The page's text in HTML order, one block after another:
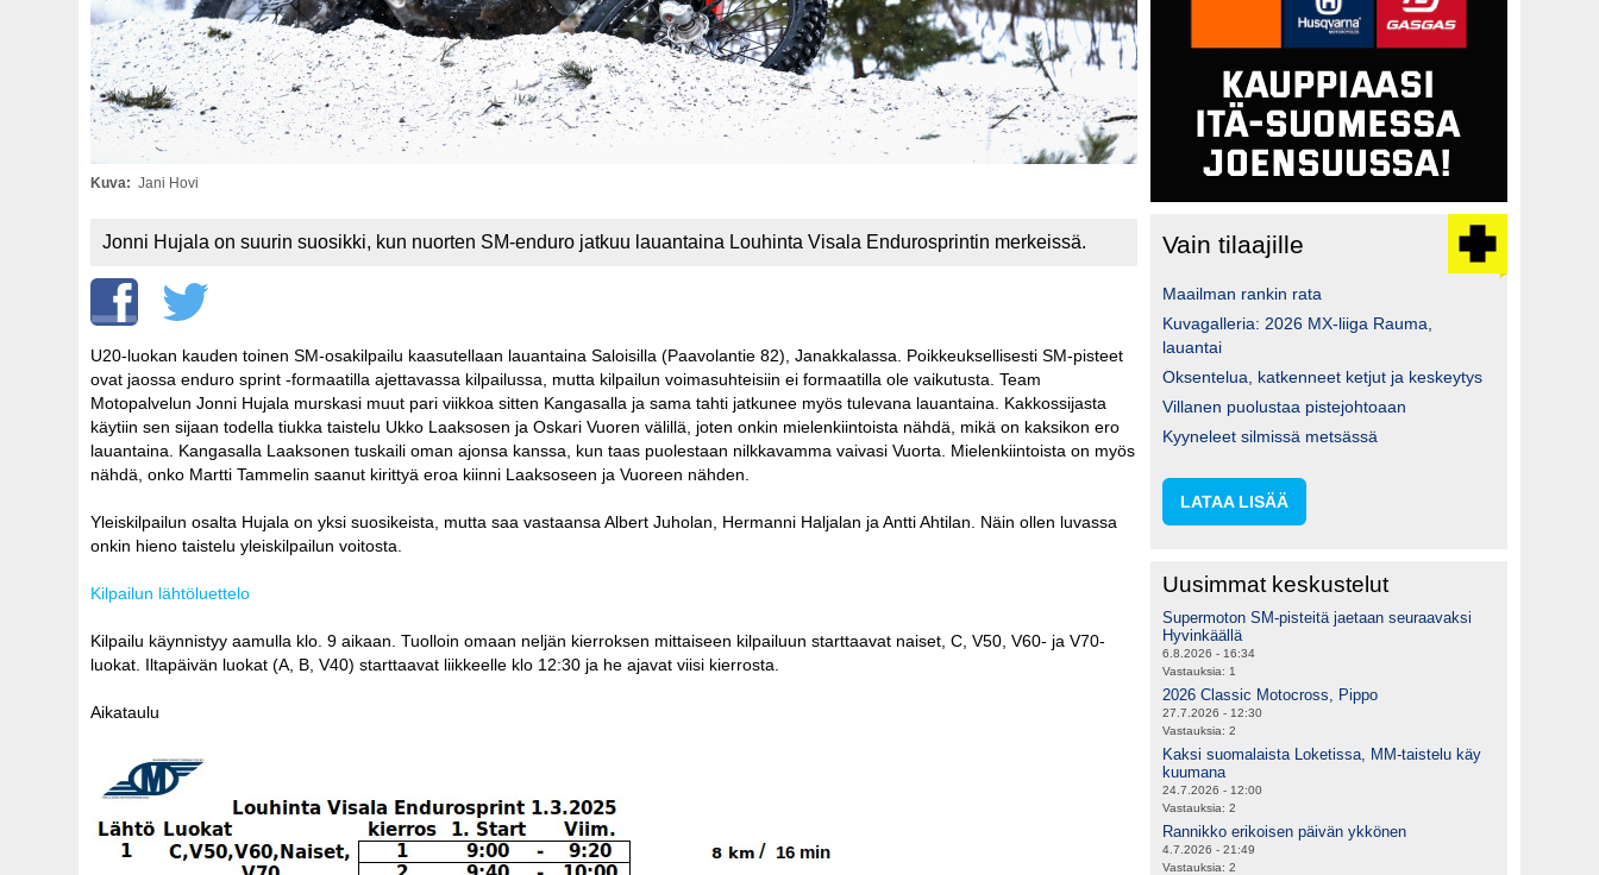
Kuva Jani Hovi
Jonni Hujala on suurin suosikki, kun nuorten SM-enduro jatkuu lauantaina Louhinta Visala Endurosprintin merkeissä.
U20-luokan kauden toinen SM-osakilpailu kaasutellaan lauantaina Saloisilla (Paavolantie 82), Janakkalassa. Poikkeuksellisesti SM-pisteet
ovat jaossa enduro sprint -formaatilla ajettavassa kilpailussa, mutta kilpailun voimasuhteisiin ei formaatilla ole vaikutusta. Team
Motopalvelun Jonni Hujala murskasi muut pari viikkoa sitten Kangasalla ja sama tahti jatkunee myös tulevana lauantaina. Kakkossijasta
käytiin sen sijaan todella tiukka taistelu Ukko Laaksosen ja Oskari Vuoren välillä, joten onkin mielenkiintoista nähdä, mikä on kaksikon ero
lauantaina. Kangasalla Laaksonen tuskaili oman ajonsa kanssa, kun taas puolestaan nilkkavamma vaivasi Vuorta. Mielenkiintoista on myös
nähdä, onko Martti Tammelin saanut kirittyä eroa kiinni Laaksoseen ja Vuoreen nähden.
Yleiskilpailun osalta Hujala on yksi suosikeista, mutta saa vastaansa Albert Juholan, Hermanni Haljalan ja Antti Ahtilan. Näin ollen luvassa
onkin hieno taistelu yleiskilpailun voitosta.
Kilpailun lähtöluettelo
Kilpailu käynnistyy aamulla klo. 9 aikaan. Tuolloin omaan neljän kierroksen mittaiseen kilpailuun starttaavat naiset, C, V50, V60- ja V70-
luokat. Iltapäivän luokat (A, B, V40) starttaavat liikkeelle klo 12:30 ja he ajavat viisi kierrosta.
Aikataulu
Vain tilaajille
Maailman rankin rata
Kuvagalleria: 2026 MX-liiga Rauma,
lauantai
Oksentelua, katkenneet ketjut ja keskeytys
Villanen puolustaa pistejohtoaan
Kyyneleet silmissä metsässä
LATAA LISÄÄ
Uusimmat keskustelut
Supermoton SM-pisteitä jaetaan seuraavaksi
Hyvinkäällä
6.8.2026 - 16:34
Vastauksia: 1
2026 Classic Motocross, Pippo
27.7.2026 - 12:30
Vastauksia: 2
Kaksi suomalaista Loketissa, MM-taistelu käy
kuumana
24.7.2026 - 12:00
Vastauksia: 2
Rannikko erikoisen päivän ykkönen
4.7.2026 - 21:49
Vastauksia: 2